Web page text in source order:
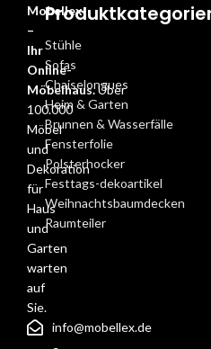
Mobellex
–
Ihr
Online-
Möbelhaus.Über
100.000
Möbel
und
Dekoration
für
Haus
und
Garten
warten
auf
Sie.
info@mobellex.de
Stühle
Sofas
Chaiselongues
Heim & Garten
Brunnen & Wasserfälle
Fensterfolie
Polsterhocker
Festtags-dekoartikel
Weihnachtsbaumdecken
Raumteiler